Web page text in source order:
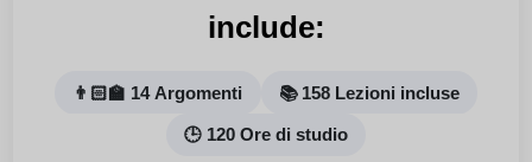
include:
👨🏻‍🏫 14 Argomenti 📚 158 Lezioni incluse
🕒 120 Ore di studio